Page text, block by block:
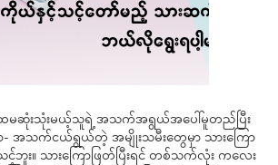
ထမဆုံးသုံးမယ့်သူရဲ့ အသက်အရွယ်အပေါ်မူတည်ပြီး
ာ- အသက်ငယ်ရွယ်တဲ့ အမျိုးသမီးတွေမှာ သားကြော
း။ သားကြောဖြတ်ပြီးရင် တစ်သက်လုံး ကလေး